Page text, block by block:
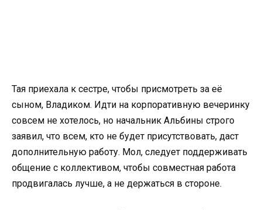
Тая приехала к сестре, чтобы присмотреть за её
сыном, Владиком. Идти на корпоративную вечеринку
совсем не хотелось, но начальник Альбины строго
заявил, что всем, кто не будет присутствовать, даст
дополнительную работу. Мол, следует поддерживать
общение с коллективом, чтобы совместная работа
продвигалась лучше, а не держаться в стороне.